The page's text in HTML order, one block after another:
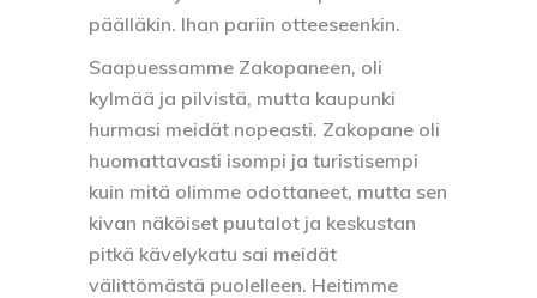
päälläkin. Ihan pariin otteeseenkin.
Saapuessamme Zakopaneen, oli
kylmää ja pilvistä, mutta kaupunki
hurmasi meidät nopeasti. Zakopane oli
huomattavasti isompi ja turistisempi
kuin mitä olimme odottaneet, mutta sen
kivan näköiset puutalot ja keskustan
pitkä kävelykatu sai meidät
välittömästä puolelleen. Heitimme